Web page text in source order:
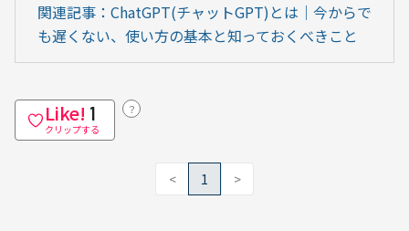
関連記事：ChatGPT(チャットGPT)とは｜今からで
も遅くない、使い方の基本と知っておくべきこと
Like! 1
クリップする
？
< 1 >